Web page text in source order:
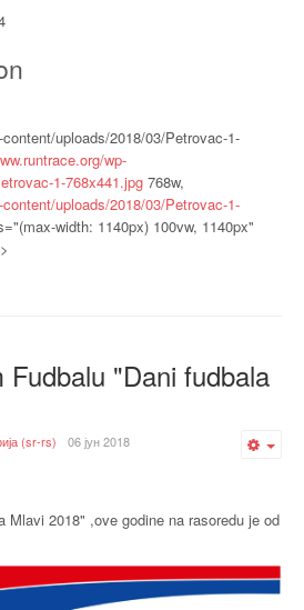
uploads/2018/03/Petrovac-1-
wp-
1-768x441.jpg 768w,
uploads/2018/03/Petrovac-1-
width: 1140px) 100vw, 1140px"
Fudbalu "Dani fudbala
(sr-rs)
06 јун 2018
Mlavi 2018" ,ove godine na rasoredu je od